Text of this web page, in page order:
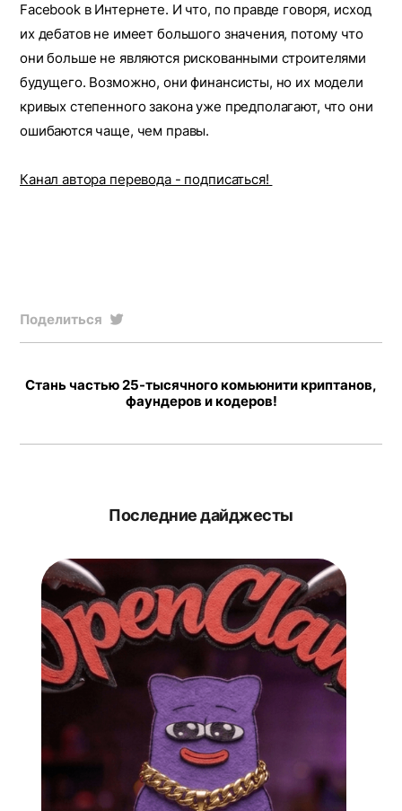
Facebook в Интернете. И что, по правде говоря, исход
их дебатов не имеет большого значения, потому что
они больше не являются рискованными строителями
будущего. Возможно, они финансисты, но их модели
кривых степенного закона уже предполагают, что они
ошибаются чаще, чем правы.
Канал автора перевода - подписаться!
Поделиться
Стань частью 25-тысячного комьюнити криптанов,
фаундеров и кодеров!
Последние дайджесты